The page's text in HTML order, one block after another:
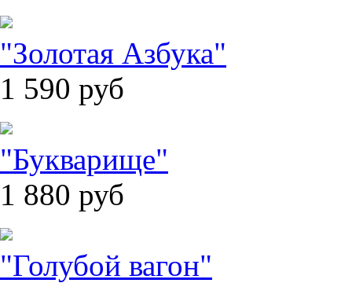
"Золотая Азбука"
1 590 руб
"Букварище"
1 880 руб
"Голубой вагон"